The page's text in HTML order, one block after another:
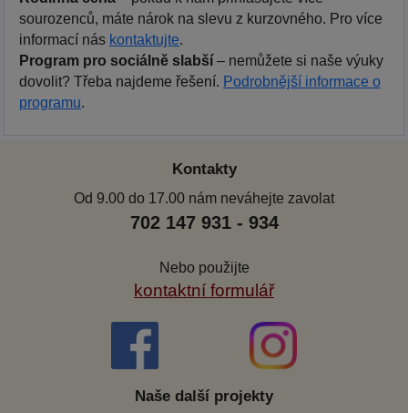
sourozenců, máte nárok na slevu z kurzovného. Pro více
informací nás kontaktujte.
Program pro sociálně slabší – nemůžete si naše výuky
dovolit? Třeba najdeme řešení. Podrobnější informace o
programu.
Kontakty
Od 9.00 do 17.00 nám neváhejte zavolat
702 147 931 - 934
Nebo použijte
kontaktní formulář
Naše další projekty